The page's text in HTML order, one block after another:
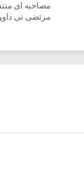
مصاحبه ای
مرتضی نی